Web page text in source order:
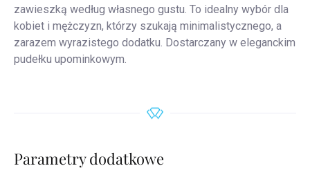
zawieszką według własnego gustu. To idealny wybór dla
kobiet i mężczyzn, którzy szukają minimalistycznego, a
zarazem wyrazistego dodatku. Dostarczany w eleganckim
pudełku upominkowym.
Parametry dodatkowe